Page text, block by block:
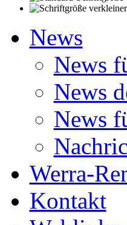
News
News
News
News
Werra-
Kontakt